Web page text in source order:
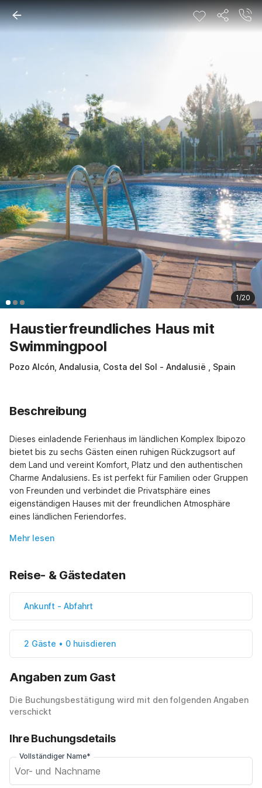
1/20
Haustierfreundliches Haus mit
Swimmingpool
Pozo Alcón, Andalusia, Costa del Sol - Andalusië , Spain
Beschreibung
Dieses einladende Ferienhaus im ländlichen Komplex Ibipozo
bietet bis zu sechs Gästen einen ruhigen Rückzugsort auf
dem Land und vereint Komfort, Platz und den authentischen
Charme Andalusiens. Es ist perfekt für Familien oder Gruppen
von Freunden und verbindet die Privatsphäre eines
eigenständigen Hauses mit der freundlichen Atmosphäre
eines ländlichen Feriendorfes.
Mehr lesen
Reise- & Gästedaten
Ankunft - Abfahrt
2 Gäste • 0 huisdieren
Angaben zum Gast
Die Buchungsbestätigung wird mit den folgenden Angaben
verschickt
Ihre Buchungsdetails
Vollständiger Name*